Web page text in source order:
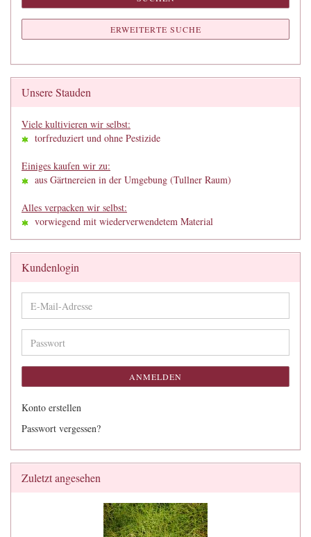
ERWEITERTE SUCHE
Unsere Stauden
Viele kultivieren wir selbst:
torfreduziert und ohne Pestizide
Einiges kaufen wir zu:
aus Gärtnereien in der Umgebung (Tullner Raum)
Alles verpacken wir selbst:
vorwiegend mit wiederverwendetem Material
Kundenlogin
E-
Mail-
Adresse
Passwort
ANMELDEN
Konto erstellen
Passwort vergessen?
Zuletzt angesehen